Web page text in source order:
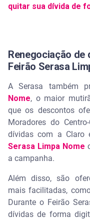
quitar sua dívida de
Renegociação de
Feirão Serasa
A Serasa também
Nome, o maior
que os descontos
Moradores do
dívidas com a Claro
Serasa Limpa Nome
a campanha.
Além disso, são
mais facilitadas,
Durante o Feirão
dívidas de forma